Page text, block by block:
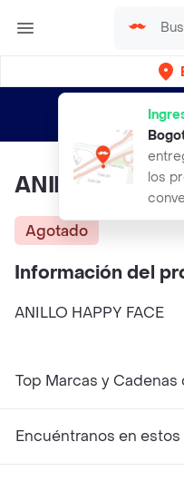
los
envíos
ANILLO HAPPY
Agotado
Información del
ANILLO HAPPY FACE
Top Marcas y
Encuéntranos en estos